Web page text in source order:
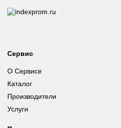
Сервис
О Сервисе
Каталог
Производители
Услуги